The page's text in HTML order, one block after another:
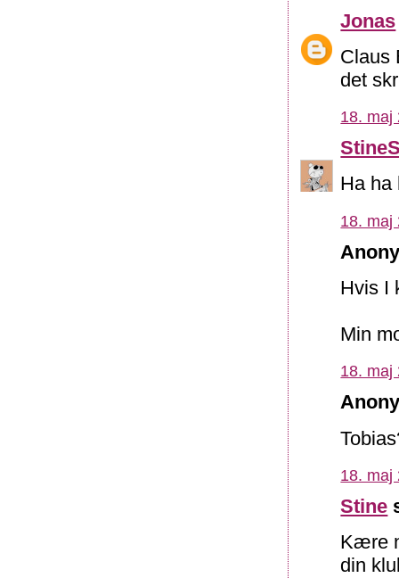
Jonas
Claus
det
18. maj
Ha ha
18. maj
Hvis I
Min
18. maj
18. maj
Stine
Kære
din